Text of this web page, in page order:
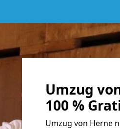
Umzug
100 %
Umzug von Herne